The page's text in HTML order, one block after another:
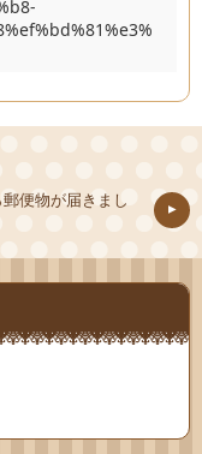
便物が届きまし